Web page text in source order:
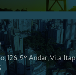
126, 9º Andar, Vila